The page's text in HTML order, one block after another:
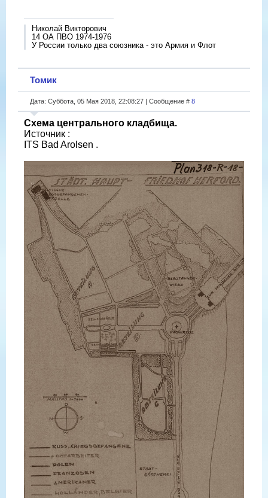
Николай Викторович
14 ОА ПВО 1974-1976
У России только два союзника - это Армия и Флот
Томик
Дата: Суббота, 05 Мая 2018, 22:08:27 | Сообщение # 8
Схема центрального кладбища.
Источник :
ITS Bad Arolsen .